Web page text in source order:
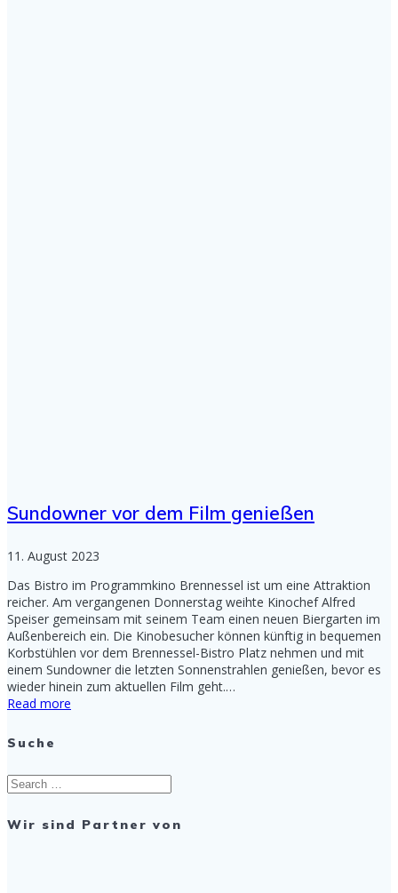
Sundowner vor dem Film genießen
11. August 2023
Das Bistro im Programmkino Brennessel ist um eine Attraktion
reicher. Am vergangenen Donnerstag weihte Kinochef Alfred
Speiser gemeinsam mit seinem Team einen neuen Biergarten im
Außenbereich ein. Die Kinobesucher können künftig in bequemen
Korbstühlen vor dem Brennessel-Bistro Platz nehmen und mit
einem Sundowner die letzten Sonnenstrahlen genießen, bevor es
wieder hinein zum aktuellen Film geht.…
Read more
Suche
Search
for:
Wir sind Partner von